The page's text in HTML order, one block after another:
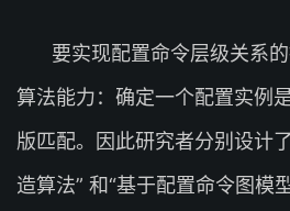
要实现配置命令层级关系
算法能力：确定一个配置实例
版匹配。因此研究者分别设计
造算法” 和“基于配置命令图模